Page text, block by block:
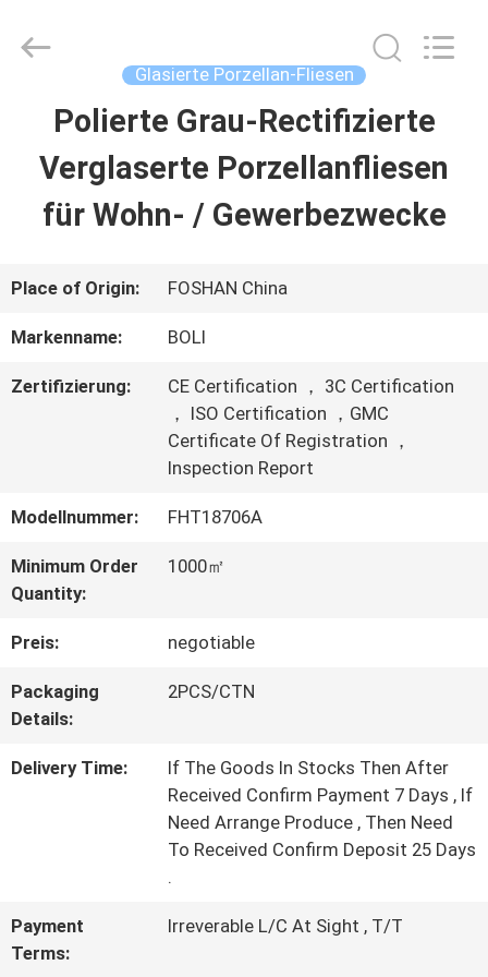
HAUSE
VIDEOS
WERKSBESICHTIGUNG
QUALITÄTSKONTROLLE
KONTAKT
MIT
UNS
EIN
ANGEBOT
BOLI
CERAMICS
Glasierte Porzellan-Fliesen
Polierte Grau-Rectifizierte
Verglaserte Porzellanfliesen
für Wohn- / Gewerbezwecke
Place of Origin: FOSHAN China
Markenname: BOLI
Zertifizierung:
CE Certification ， 3C Certification
， ISO Certification ，GMC
Certificate Of Registration ，
Inspection Report
Modellnummer: FHT18706A
Minimum Order
Quantity:
1000㎡
Preis: negotiable
Packaging
Details:
2PCS/CTN
Delivery Time:
If The Goods In Stocks Then After
Received Confirm Payment 7 Days , If
Need Arrange Produce , Then Need
To Received Confirm Deposit 25 Days
.
Payment
Terms:
Irreverable L/C At Sight , T/T